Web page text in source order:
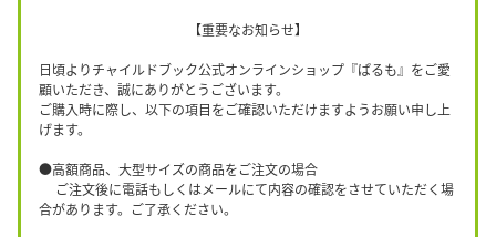
【重要なお知らせ】
日頃よりチャイルドブック公式オンラインショップ『ぱるも』をご愛
顧いただき、誠にありがとうございます。
ご購入時に際し、以下の項目をご確認いただけますようお願い申し上
げます。
●高額商品、大型サイズの商品をご注文の場合
ご注文後に電話もしくはメールにて内容の確認をさせていただく場
合があります。ご了承ください。